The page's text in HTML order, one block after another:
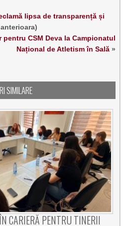
lipsa de transparență și
pentru CSM Deva la Campionatul
Național de Atletism în Sală»
SIMILARE
CARIERĂ PENTRU TINERII